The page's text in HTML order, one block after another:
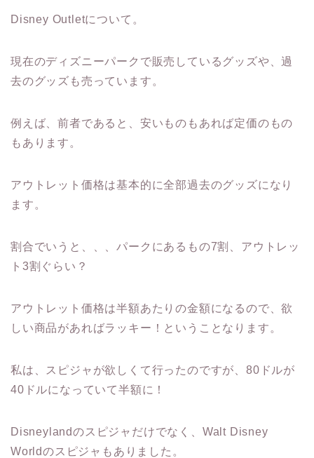
Disney Outletについて。
現在のディズニーパークで販売しているグッズや、過
去のグッズも売っています。
例えば、前者であると、安いものもあれば定価のもの
もあります。
アウトレット価格は基本的に全部過去のグッズになり
ます。
割合でいうと、、、パークにあるもの7割、アウトレッ
ト3割ぐらい？
アウトレット価格は半額あたりの金額になるので、欲
しい商品があればラッキー！ということなります。
私は、スピジャが欲しくて行ったのですが、80ドルが
40ドルになっていて半額に！
Disneylandのスピジャだけでなく、Walt Disney
Worldのスピジャもありました。